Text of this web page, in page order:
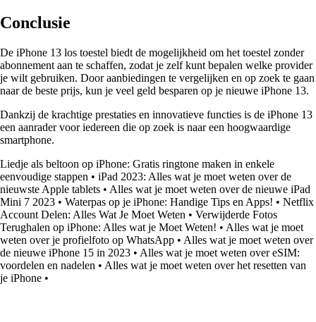
Conclusie
De iPhone 13 los toestel biedt de mogelijkheid om het toestel zonder
abonnement aan te schaffen, zodat je zelf kunt bepalen welke provider
je wilt gebruiken. Door aanbiedingen te vergelijken en op zoek te gaan
naar de beste prijs, kun je veel geld besparen op je nieuwe iPhone 13.
Dankzij de krachtige prestaties en innovatieve functies is de iPhone 13
een aanrader voor iedereen die op zoek is naar een hoogwaardige
smartphone.
Liedje als beltoon op iPhone: Gratis ringtone maken in enkele
eenvoudige stappen • iPad 2023: Alles wat je moet weten over de
nieuwste Apple tablets • Alles wat je moet weten over de nieuwe iPad
Mini 7 2023 • Waterpas op je iPhone: Handige Tips en Apps! • Netflix
Account Delen: Alles Wat Je Moet Weten • Verwijderde Fotos
Terughalen op iPhone: Alles wat je Moet Weten! • Alles wat je moet
weten over je profielfoto op WhatsApp • Alles wat je moet weten over
de nieuwe iPhone 15 in 2023 • Alles wat je moet weten over eSIM:
voordelen en nadelen • Alles wat je moet weten over het resetten van
je iPhone •